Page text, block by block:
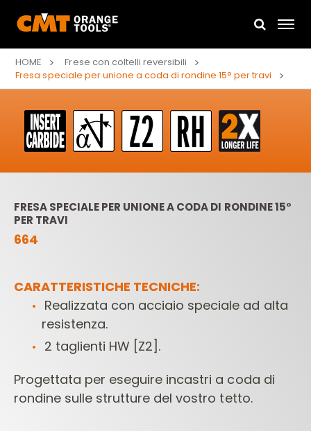
HOME
Frese con coltelli reversibili
Fresa speciale per unione a coda di rondine 15° per travi
FRESA SPECIALE PER UNIONE A CODA DI RONDINE 15°
PER TRAVI
664
CARATTERISTICHE TECNICHE:
Realizzata con acciaio speciale ad alta
resistenza.
2 taglienti HW [Z2].
Progettata per eseguire incastri a coda di
rondine sulle strutture del vostro tetto.